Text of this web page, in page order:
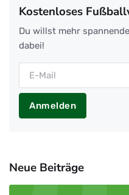
Kostenloses
Du willst mehr
dabei!
Anmelden
Neue Beiträge